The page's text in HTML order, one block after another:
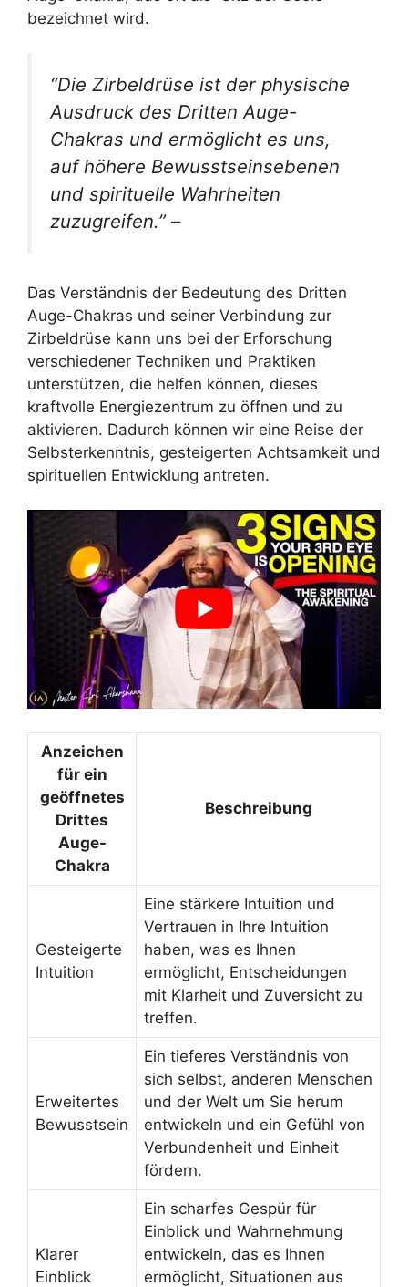
bezeichnet wird.
“Die Zirbeldrüse ist der physische
Ausdruck des Dritten Auge-
Chakras und ermöglicht es uns,
auf höhere Bewusstseinsebenen
und spirituelle Wahrheiten
zuzugreifen.” –
Das Verständnis der Bedeutung des Dritten
Auge-Chakras und seiner Verbindung zur
Zirbeldrüse kann uns bei der Erforschung
verschiedener Techniken und Praktiken
unterstützen, die helfen können, dieses
kraftvolle Energiezentrum zu öffnen und zu
aktivieren. Dadurch können wir eine Reise der
Selbsterkenntnis, gesteigerten Achtsamkeit und
spirituellen Entwicklung antreten.
Anzeichen
für ein
geöffnetes
Drittes
Auge-
Chakra
Beschreibung
Gesteigerte
Intuition
Eine stärkere Intuition und
Vertrauen in Ihre Intuition
haben, was es Ihnen
ermöglicht, Entscheidungen
mit Klarheit und Zuversicht zu
treffen.
Erweitertes
Bewusstsein
Ein tieferes Verständnis von
sich selbst, anderen Menschen
und der Welt um Sie herum
entwickeln und ein Gefühl von
Verbundenheit und Einheit
fördern.
Klarer
Einblick
Ein scharfes Gespür für
Einblick und Wahrnehmung
entwickeln, das es Ihnen
ermöglicht, Situationen aus